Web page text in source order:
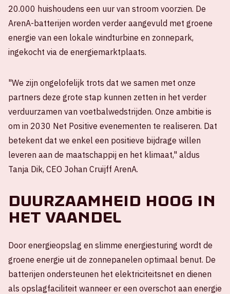
20.000 huishoudens een uur van stroom voorzien. De
ArenA-batterijen worden verder aangevuld met groene
energie van een lokale windturbine en zonnepark,
ingekocht via de energiemarktplaats.
"We zijn ongelofelijk trots dat we samen met onze
partners deze grote stap kunnen zetten in het verder
verduurzamen van voetbalwedstrijden. Onze ambitie is
om in 2030 Net Positive evenementen te realiseren. Dat
betekent dat we enkel een positieve bijdrage willen
leveren aan de maatschappij en het klimaat," aldus
Tanja Dik, CEO Johan Cruijff ArenA.
Duurzaamheid hoog in
het vaandel
Door energieopslag en slimme energiesturing wordt de
groene energie uit de zonnepanelen optimaal benut. De
batterijen ondersteunen het elektriciteitsnet en dienen
als opslagfaciliteit wanneer er een overschot aan energie